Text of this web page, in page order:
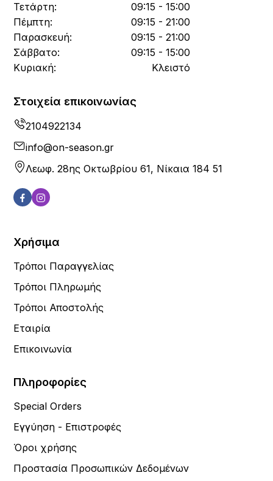
Τετάρτη:
09:15 - 15:00
Πέμπτη:
09:15 - 21:00
Παρασκευή:
09:15 - 21:00
Σάββατο:
09:15 - 15:00
Κυριακή:
Κλειστό
Στοιχεία επικοινωνίας
2104922134
info@on-season.gr
Λεωφ. 28ης Οκτωβρίου 61, Νίκαια 184 51
Χρήσιμα
Τρόποι Παραγγελίας
Τρόποι Πληρωμής
Τρόποι Αποστολής
Εταιρία
Επικοινωνία
Πληροφορίες
Special Orders
Εγγύηση - Επιστροφές
Όροι χρήσης
Προστασία Προσωπικών Δεδομένων